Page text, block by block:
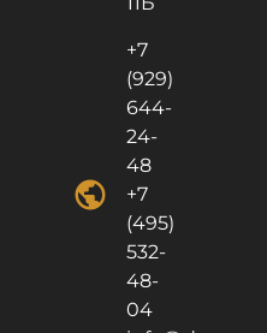
public
+7
(929)
644-
24-
48
+7
(495)
532-
48-
04